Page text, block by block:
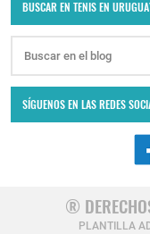
BUSCAR EN TENIS EN
SÍGUENOS EN LAS REDES
®
PLANTILLA